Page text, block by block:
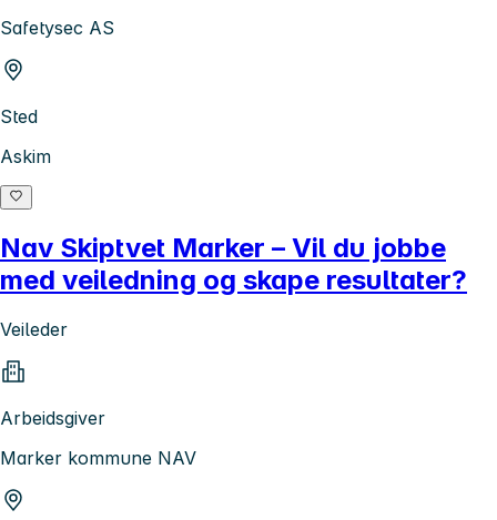
Safetysec AS
Sted
Askim
Nav Skiptvet Marker – Vil du jobbe
med veiledning og skape resultater?
Veileder
Arbeidsgiver
Marker kommune NAV